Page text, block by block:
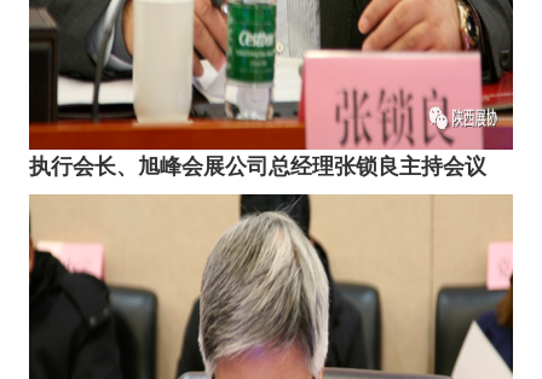
执行会长、旭峰会展公司总经理张锁良主持会议